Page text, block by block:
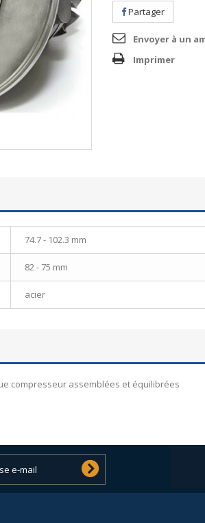
Partager
Envoyer à un
Imprimer
74.7 - 102.3 mm
82 - 75 mm
acier
compresseur assemblées et équilibrées